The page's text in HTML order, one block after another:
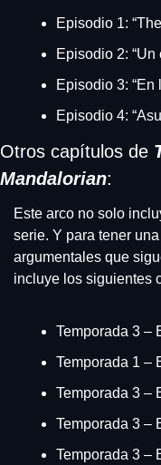
Episodio 1:
Episodio 2: “Un
Episodio 3: “En
Episodio 4:
Otros capítulos de
Mandalorian:
Este arco no solo
serie. Y para tener
argumentales que
incluye los siguientes
Temporada 3 –
Temporada 1 –
Temporada 3 –
Temporada 3 –
Temporada 3 –